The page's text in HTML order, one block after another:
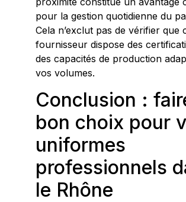
pour la gestion quotidienne du
Cela n’exclut pas de vérifier que
fournisseur dispose des
des capacités de production
vos volumes.
Conclusion :
bon choix pour
uniformes
professionnels
le Rhône